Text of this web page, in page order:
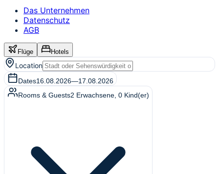
Das Unternehmen
Datenschutz
AGB
Flüge Hotels
Location
Dates16.08.2026—17.08.2026
Rooms & Guests2 Erwachsene 0 Kind(er)